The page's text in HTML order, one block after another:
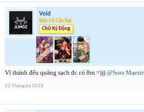
Void
Độc Cô Cầu Bại
Chữ Ký Động
Vl thánh đểu quăng sạch đc có 8m =))) @Sora
22 Tháng ba 2018